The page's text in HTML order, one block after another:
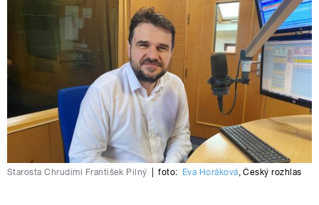
Starosta Chrudimi František Pilný foto: Eva Horáková,Český rozhlas